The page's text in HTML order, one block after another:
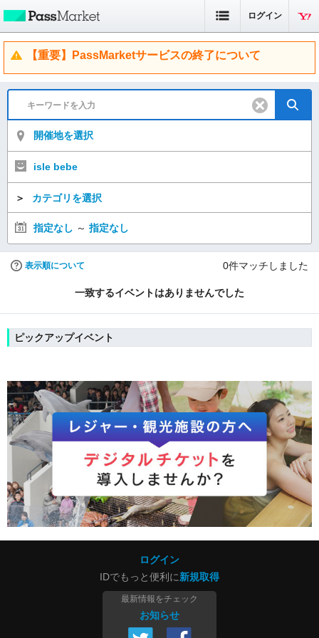
ログイン
【重要】PassMarketサービスの終了について
開催地を選択
isle bebe
＞ カテゴリを選択
指定なし ～ 指定なし
表示順について 0件マッチしました
一致するイベントはありませんでした
ピックアップイベント
ログイン
IDでもっと便利に新規取得
最新情報をチェック
お知らせ